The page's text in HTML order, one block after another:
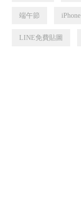
端午節 iPhone
LINE免費貼圖